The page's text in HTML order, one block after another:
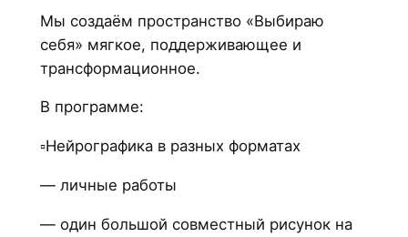
Мы создаём пространство «Выбираю
себя» мягкое, поддерживающее и
трансформационное.
В программе:
▫️Нейрографика в разных форматах
— личные работы
— один большой совместный рисунок на